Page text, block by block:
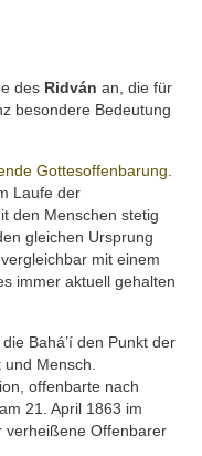
des Ridvánan, die für
besondere Bedeutung
Gottesoffenbarung
Laufe der
den Menschen stetig
gleichen Ursprung
mit einem
immer aktuell gehalten
Bahá’í den Punkt der
Mensch.
offenbarte nach
21. April 1863 im
verheißene Offenbarer